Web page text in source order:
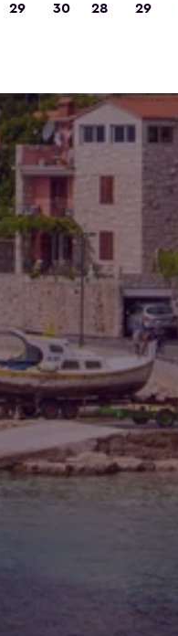
29 30 28 29